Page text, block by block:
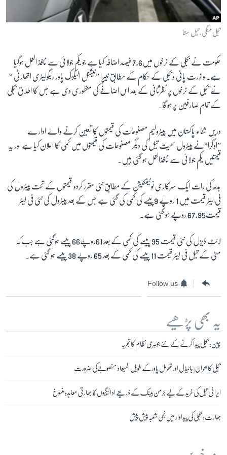
آرٹ
آزادیٔ صحافت
صحت
دلچسپ و عجیب
ویڈیوز
اسپیشل کوریج
اداریہ
Learning English
FOLLOW US
زبان
بجلی مہنگی ، تیل سستا
حکومت نے بجلی کے نرخوں میں7.6 فیصد اضافہ کیا ہے جو یکم جولائی سے نافذ العمل ہوگیا
ہے۔ وازرت پانی وبجلی کے حکام کے مطابق نیپرا ”نیشنل الیکڑک پاور ریگولیٹری اتھارٹی “
نے بجلی کے نرخوں پر نظرثانی کے بعد اس اضافے کی منظوری دی ہے جس کا اطلاق بجلی
کے تمام صارفین پر ہوگا۔
دریں اثناء پاکستان میں پیٹرولیم مصنوعات کی قیمتوں کا تعین کرنے والے ادارے
”اوگرا“نے پیٹرول سمیت تیل کی دیگر مصنوعات کی قیمتوں میں کمی کا اعلان کیا ہے اور یہ
قیمتیں یکم جولائی سے نافذالعمل ہو گئی ہیں۔
بدھ کی رات ایک سرکاری نوٹیفکیشن کے مطابق نئی مقرر کردہ قیمتوں کے تحت پیٹرول کی
فی لیٹر قیمت میں 1 روپے 9پیسے کی کمی کی گئی ہے جس کے بعد پیٹرول کی نئی فی لیٹر
قیمت67.95 روپے ہو گئی ہے۔
لائٹ ڈیزل کی نئی قیمت 95 پیسے کی کمی کے بعد 61روپے66 پیسے ہوگئی ہے جب کہ
مٹی کے تیل فی لیٹر قیمت 11 پیسے کی کمی کے بعد 65 روپے 38 پیسے ہو گئی ہے۔
Follow us
یہ بھی پڑھیے
چین: بجلی پیدا کرنے کے نئے جوہری نظام کا تجربہ
بجلی کا بحران: ہائیڈل اور تھرمل پاور کے طویل المیعاد منصوبےکی ضرورت
ایرانی تیل کی خرید کے لیے جرمن بینک کے ذریعے ادائیگیوں کا بھارتی معاہدہ منسوخ
بھارت: بجلی کی پیداوار میں نجی شعبہ پیش پیش